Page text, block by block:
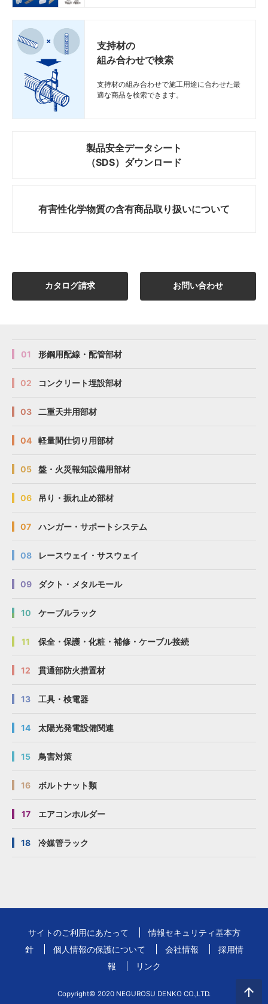
支持材の
組み合わせで検索
支持材の組み合わせで施工用途に合わせた最
適な商品を検索できます。
製品安全データシート
（SDS）ダウンロード
有害性化学物質の含有商品取り扱いについて
カタログ請求 お問い合わせ
01 形鋼用配線・配管部材
02 コンクリート埋設部材
03 二重天井用部材
04 軽量間仕切り用部材
05 盤・火災報知設備用部材
06 吊り・振れ止め部材
07 ハンガー・サポートシステム
08 レースウェイ・サスウェイ
09 ダクト・メタルモール
10 ケーブルラック
11 保全・保護・化粧・補修・ケーブル接続
12 貫通部防火措置材
13 工具・検電器
14 太陽光発電設備関連
15 鳥害対策
16 ボルトナット類
17 エアコンホルダー
18 冷媒管ラック
サイトのご利用にあたって
情報セキュリティ基本方
針
個人情報の保護について 会社情報
採用情
報
リンク
Copyright© 2020 NEGUROSU DENKO CO.,LTD.